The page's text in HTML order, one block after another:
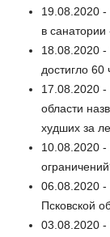
19.08.2020 -
в
18.08.2020
достигло 60
17.08.2020 -
области
худших за
10.08.2020 -
06.08.2020 -
Псковской
03.08.2020 -